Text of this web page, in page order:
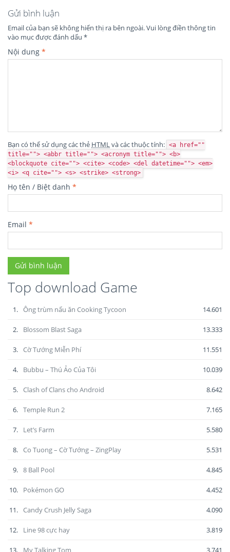
Gửi bình luận
Email của bạn sẽ không hiển thị ra bên ngoài.Vui lòng điền thông tin
vào mục được đánh dấu *
Nội dung *
Bạn có thể sử dụng các thẻ HTML và các thuộc tính: <a href=""
title=""> <abbr title=""> <acronym title=""> <b>
<blockquote cite=""> <cite> <code> <del datetime=""> <em>
<i> <q cite=""> <s> <strike> <strong>
Họ tên / Biệt danh *
Email *
Top download Game
1. Ông trùm nấu ăn Cooking Tycoon 14.601
2. Blossom Blast Saga 13.333
3. Cờ Tướng Miễn Phí 11.551
4. Bubbu – Thú Ảo Của Tôi 10.039
5. Clash of Clans cho Android 8.642
6. Temple Run 2 7.165
7. Let’s Farm 5.580
8. Co Tuong – Cờ Tướng – ZingPlay 5.531
9. 8 Ball Pool 4.845
10. Pokémon GO 4.452
11. Candy Crush Jelly Saga 4.090
12. Line 98 cực hay 3.819
13. My Talking Tom 3.741